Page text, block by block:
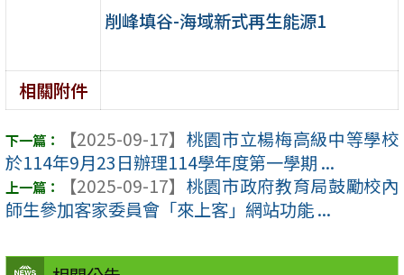
削峰填谷-海域新式再生能源1
相關附件
【2025-09-17】 桃園市立楊梅高級中等學校
於114年9月23日辦理114學年度第一學期 ...
【2025-09-17】 桃園市政府教育局鼓勵校內
師生參加客家委員會「來上客」網站功能 ...